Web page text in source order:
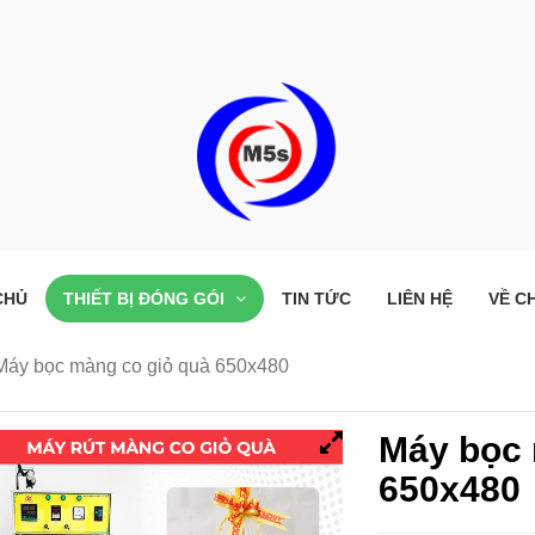
Máy bọc
650x480
THIẾT BỊ ĐÓNG GÓI TIN TỨC LIÊN HỆ VỀ
bọc màng co giỏ quà 650x480